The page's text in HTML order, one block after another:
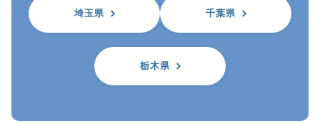
埼玉県 千葉県
栃木県